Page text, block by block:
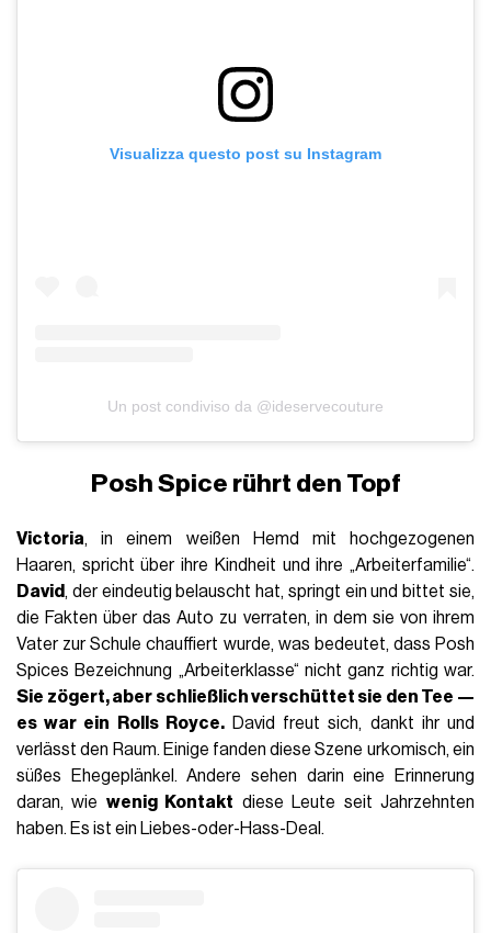
Visualizza questo post su Instagram
Un post condiviso da @ideservecouture
Posh Spice rührt den Topf
Victoria, in einem weißen Hemd mit hochgezogenen
Haaren, spricht über ihre Kindheit und ihre „Arbeiterfamilie“.
David , der eindeutig belauscht hat, springt ein und bittet sie,
die Fakten über das Auto zu verraten, in dem sie von ihrem
Vater zur Schule chauffiert wurde, was bedeutet, dass Posh
Spices Bezeichnung „Arbeiterklasse“ nicht ganz richtig war.
Sie zögert, aber schließlich verschüttet sie den Tee —
es war ein Rolls Royce.David freut sich, dankt ihr und
verlässt den Raum. Einige fanden diese Szene urkomisch, ein
süßes Ehegeplänkel. Andere sehen darin eine Erinnerung
daran, wie wenig Kontakt diese Leute seit Jahrzehnten
haben. Es ist ein Liebes-oder-Hass-Deal.